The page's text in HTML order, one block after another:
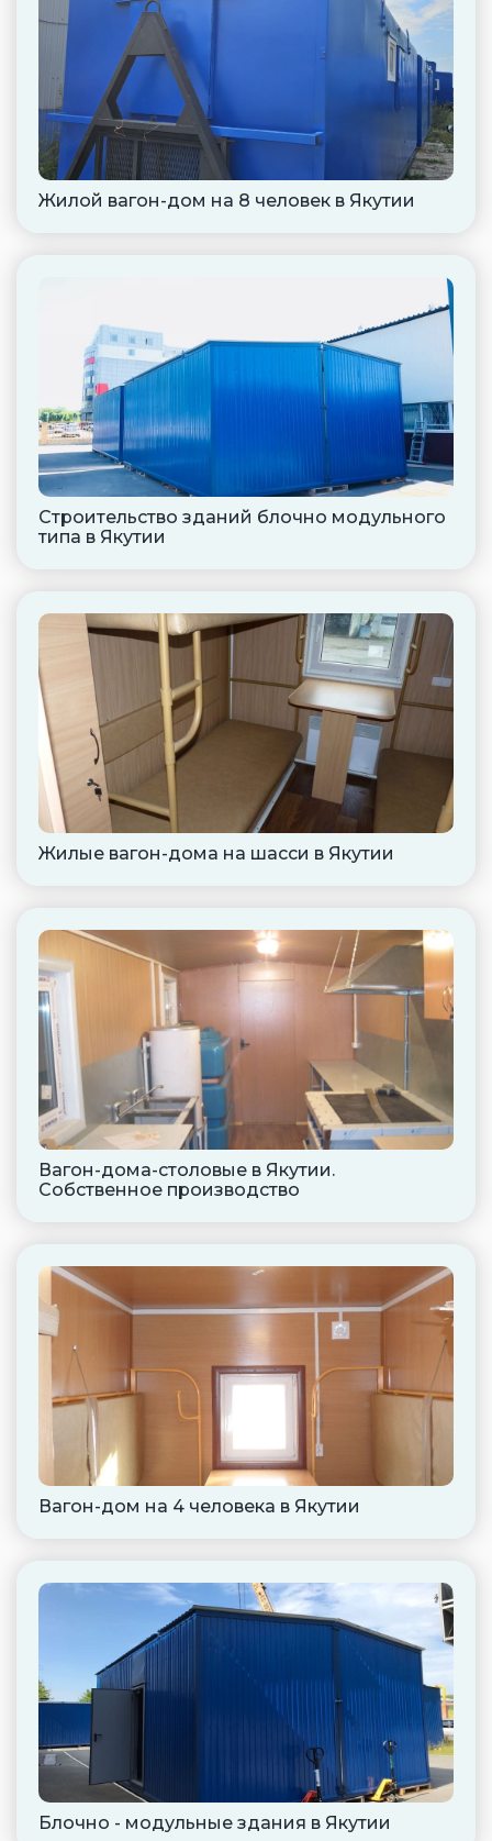
Жилой вагон-дом на 8 человек в Якутии
Строительство зданий блочно модульного
типа в Якутии
Жилые вагон-дома на шасси в Якутии
Вагон-дома-столовые в Якутии.
Собственное производство
Вагон-дом на 4 человека в Якутии
Блочно - модульные здания в Якутии